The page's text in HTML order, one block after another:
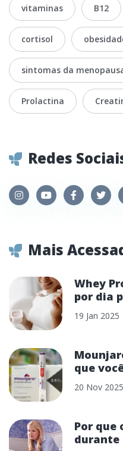
vitaminas B12
cortisol
sintomas da
Prolactina
Redes
Mais
Whey
por dia
19 Jan 2025
que
20 Nov 2025
Por que
durante